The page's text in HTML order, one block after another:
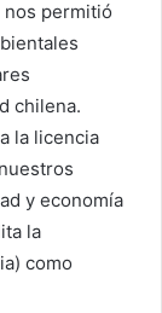
permitió
chilena.
la licencia
y economía
la
como